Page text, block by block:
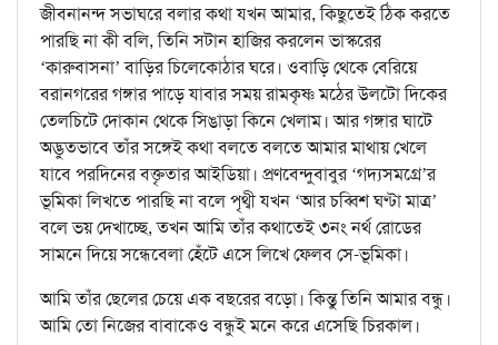
জীবনানন্দ সভাঘরে বলার কথা যখন আমার, কিছুতেই ঠিক করতে
পারছি না কী বলি, তিনি সটান হাজির করলেন ভাস্করের
‘কারুবাসনা’ বাড়ির চিলেকোঠার ঘরে। ওবাড়ি থেকে বেরিয়ে
বরানগরের গঙ্গার পাড়ে যাবার সময় রামকৃষ্ণ মঠের উলটো দিকের
তেলচিটে দোকান থেকে সিঙাড়া কিনে খেলাম। আর গঙ্গার ঘাটে
অদ্ভুতভাবে তাঁর সঙ্গেই কথা বলতে বলতে আমার মাথায় খেলে
যাবে পরদিনের বক্তৃতার আইডিয়া। প্রণবেন্দুবাবুর ‘গদ্যসমগ্রে’র
ভূমিকা লিখতে পারছি না বলে পৃথ্বী যখন ‘আর চব্বিশ ঘণ্টা মাত্র’
বলে ভয় দেখাচ্ছে, তখন আমি তাঁর কথাতেই ৩নং নর্থ রোডের
সামনে দিয়ে সন্ধেবেলা হেঁটে এসে লিখে ফেলব সে-ভূমিকা।
আমি তাঁর ছেলের চেয়ে এক বছরের বড়ো। কিন্তু তিনি আমার বন্ধু।
আমি তো নিজের বাবাকেও বন্ধুই মনে করে এসেছি চিরকাল।